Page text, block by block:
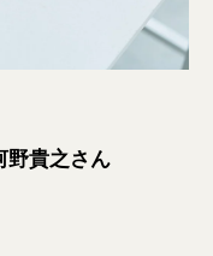
野貴之さん